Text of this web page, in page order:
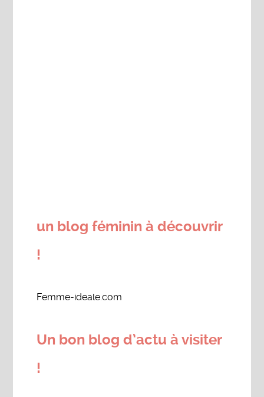
un blog féminin à découvrir
!
Femme-ideale.com
Un bon blog d’actu à visiter
!